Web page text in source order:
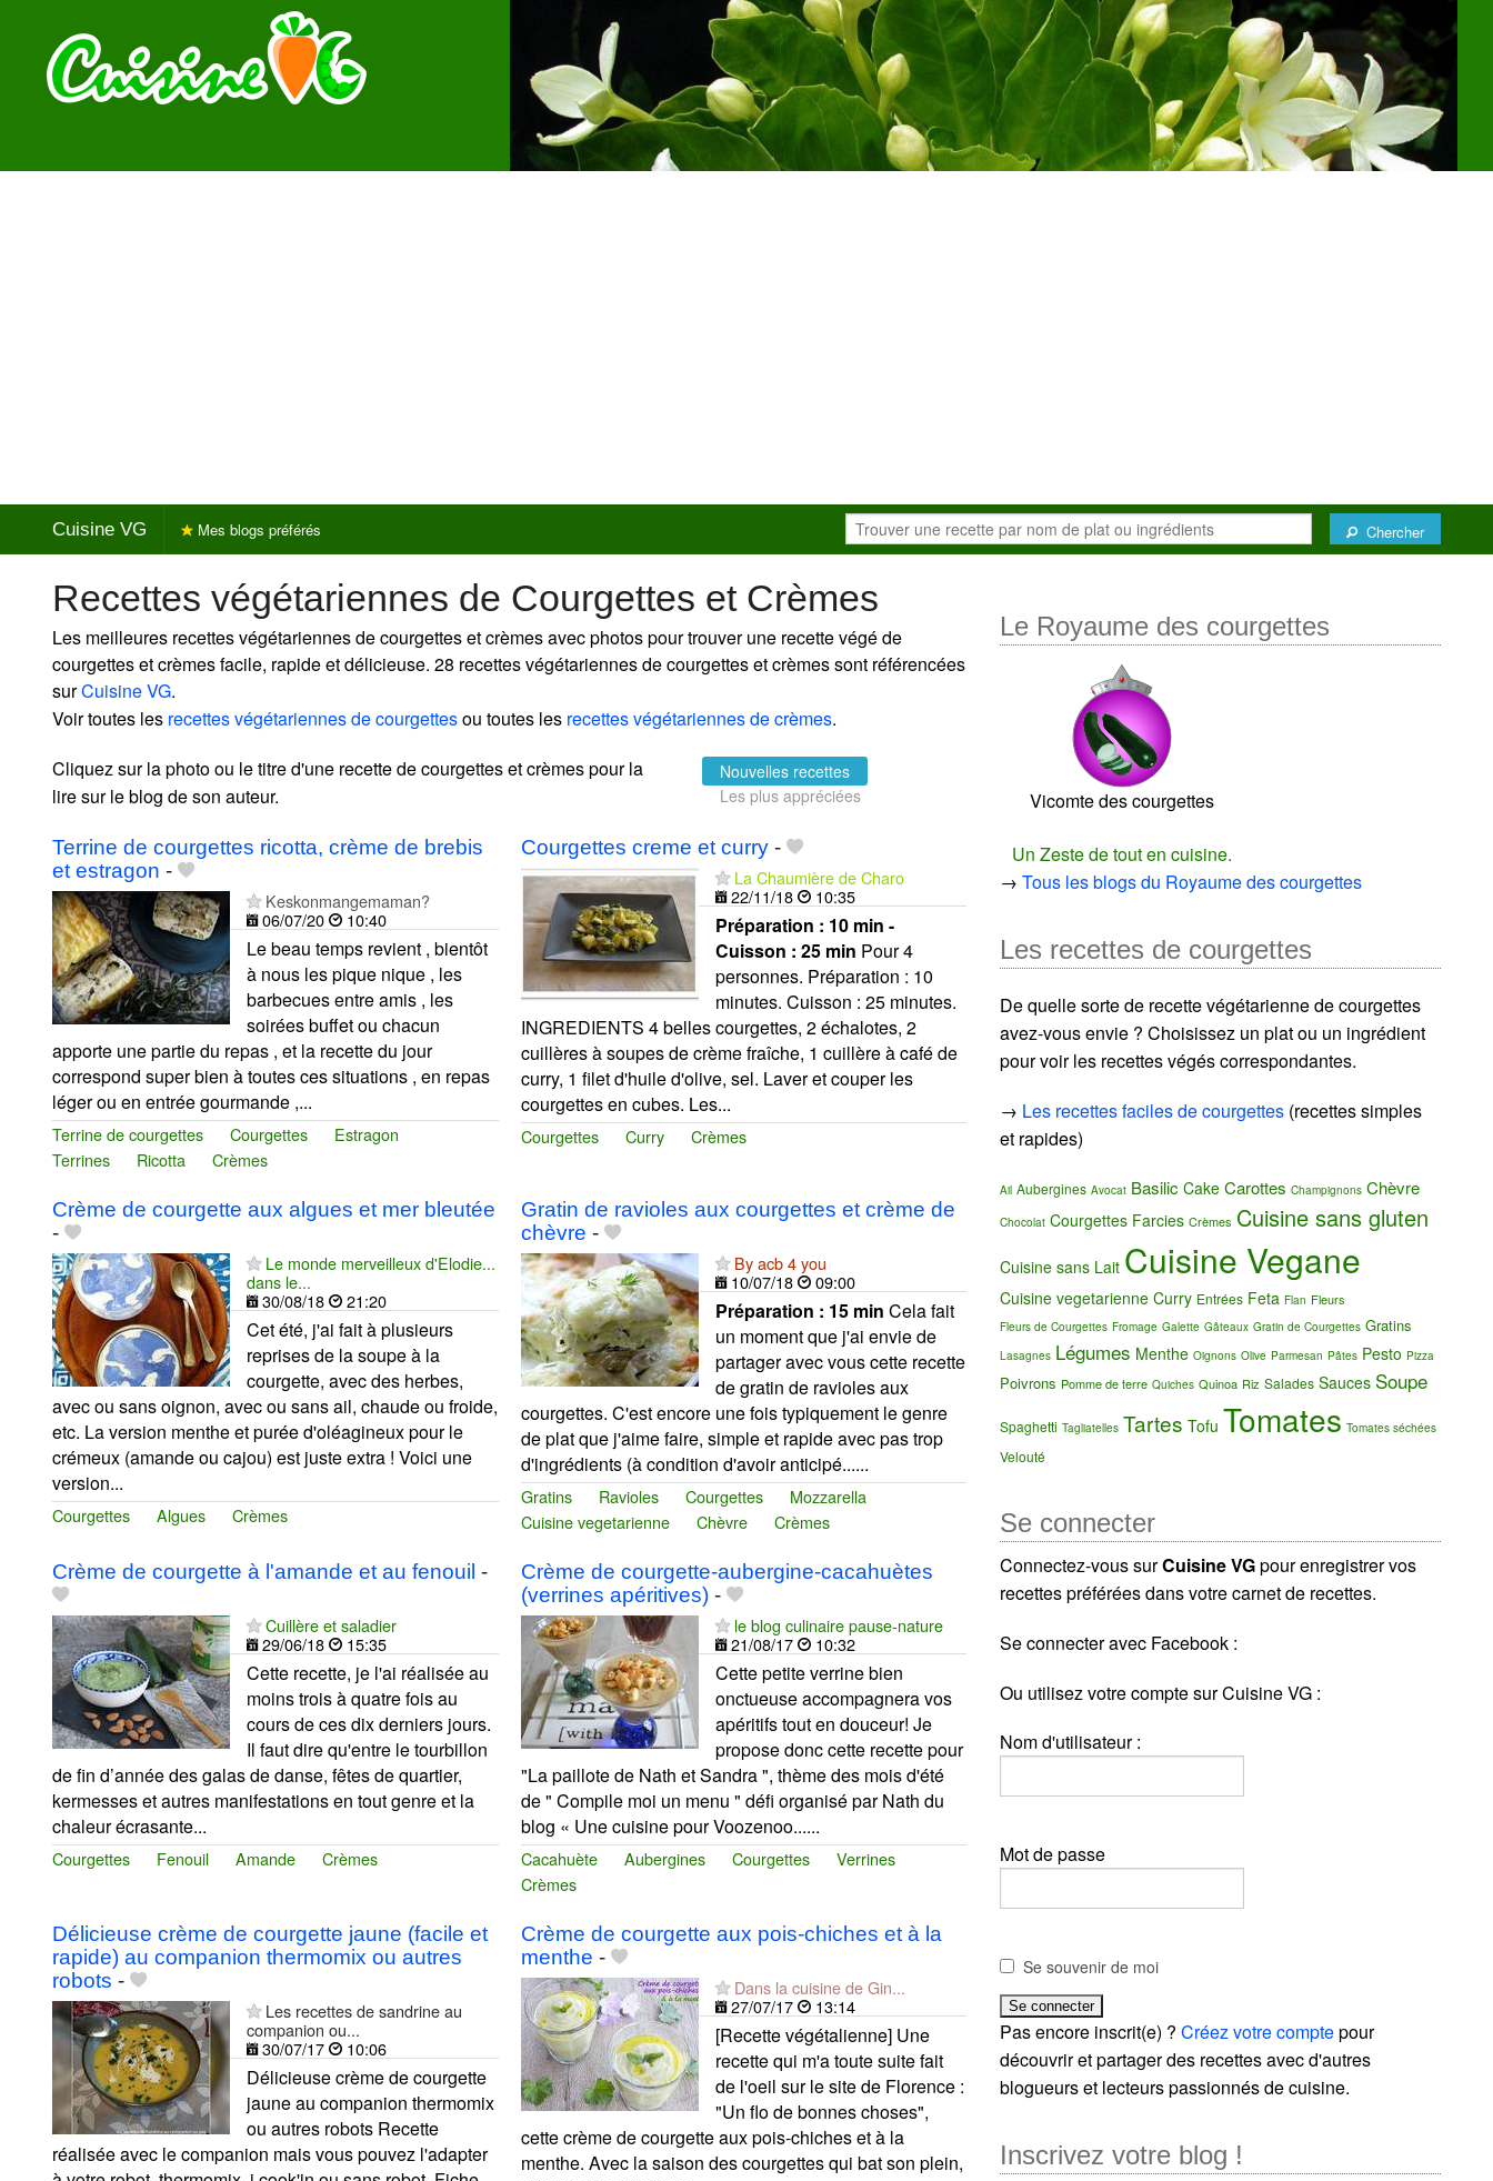
Cuisine VG Chercher
Mes blogs préférés
Recettes végétariennes de Courgettes et Crèmes
Les meilleures recettes végétariennes de courgettes et crèmes avec photos pour trouver une recette végé de
courgettes et crèmes facile, rapide et délicieuse. 28 recettes végétariennes de courgettes et crèmes sont référencées
surCuisine VG.
Voir toutes les recettes végétariennes de courgettesou toutes les recettes végétariennes de crèmes.
Cliquez sur la photo ou le titre d'une recette de courgettes et crèmes pour la
lire sur le blog de son auteur.
Nouvelles recettes
Les plus appréciées
Terrine de courgettes ricotta, crème de brebis
et estragon -
Keskonmangemaman?
06/07/20
10:40
Le beau temps revient , bientôt
à nous les pique nique , les
barbecues entre amis , les
soirées buffet ou chacun
apporte une partie du repas , et la recette du jour
correspond super bien à toutes ces situations , en repas
léger ou en entrée gourmande ,...
Terrine de courgettes Courgettes
Estragon
Terrines
Ricotta Crèmes
Courgettes creme et curry-
La Chaumière de Charo
22/11/18
10:35
Préparation : 10 min -
Cuisson : 25 min Pour 4
personnes. Préparation : 10
minutes. Cuisson : 25 minutes.
INGREDIENTS 4 belles courgettes, 2 échalotes, 2
cuillères à soupes de crème fraîche, 1 cuillère à café de
curry, 1 filet d'huile d'olive, sel. Laver et couper les
courgettes en cubes. Les...
Courgettes Curry Crèmes
Crème de courgette aux algues et mer bleutée
-
Le monde merveilleux d'Elodie...
dans le...
30/08/18
21:20
Cet été, j'ai fait à plusieurs
reprises de la soupe à la
courgette, avec des herbes,
avec ou sans oignon, avec ou sans ail, chaude ou froide,
etc. La version menthe et purée d'oléagineux pour le
crémeux (amande ou cajou) est juste extra ! Voici une
version...
Courgettes Algues Crèmes
Gratin de ravioles aux courgettes et crème de
chèvre -
By acb 4 you
10/07/18
09:00
Préparation : 15 min Cela fait
un moment que j'ai envie de
partager avec vous cette recette
de gratin de ravioles aux
courgettes. C'est encore une fois typiquement le genre
de plat que j'aime faire, simple et rapide avec pas trop
d'ingrédients (à condition d'avoir anticipé......
Gratins Ravioles Courgettes
Mozzarella
Cuisine vegetarienne
Chèvre Crèmes
Crème de courgette à l'amande et au fenouil -
Cuillère et saladier
29/06/18
15:35
Cette recette, je l'ai réalisée au
moins trois à quatre fois au
cours de ces dix derniers jours.
Il faut dire qu'entre le tourbillon
de fin d’année des galas de danse, fêtes de quartier,
kermesses et autres manifestations en tout genre et la
chaleur écrasante...
Courgettes Fenouil Amande Crèmes
Crème de courgette-aubergine-cacahuètes
(verrines apéritives)-
le blog culinaire pause-nature
21/08/17
10:32
Cette petite verrine bien
onctueuse accompagnera vos
apéritifs tout en douceur! Je
propose donc cette recette pour
"La paillote de Nath et Sandra ", thème des mois d'été
de " Compile moi un menu " défi organisé par Nath du
blog « Une cuisine pour Voozenoo......
Cacahuète Aubergines Courgettes
Verrines
Crèmes
Délicieuse crème de courgette jaune (facile et
rapide) au companion thermomix ou autres
robots -
Les recettes de sandrine au
companion ou...
30/07/17
10:06
Délicieuse crème de courgette
jaune au companion thermomix
ou autres robots Recette
réalisée avec le companion mais vous pouvez l'adapter
Crème de courgette aux pois-chiches et à la
menthe -
Dans la cuisine de Gin...
27/07/17
13:14
[Recette végétalienne] Une
recette qui m'a toute suite fait
de l'oeil sur le site de Florence :
"Un flo de bonnes choses",
cette crème de courgette aux pois-chiches et à la
menthe. Avec la saison des courgettes qui bat son plein,
Le Royaume des courgettes
Vicomte des courgettes
Un Zeste de tout en cuisine.
→Tous les blogs du Royaume des courgettes
Les recettes de courgettes
De quelle sorte de recette végétarienne de courgettes
avez-vous envie ? Choisissez un plat ou un ingrédient
pour voir les recettes végés correspondantes.
→ Les recettes faciles de courgettes (recettes simples
et rapides)
Ail Aubergines Avocat Basilic Cake Carottes Champignons Chèvre
Chocolat Courgettes Farcies Crèmes Cuisine sans gluten
Cuisine sans Lait Cuisine Vegane
Cuisine vegetarienne Curry Entrées Feta Flan Fleurs
Fleurs de Courgettes Fromage Galette Gâteaux Gratin de Courgettes Gratins
Lasagnes Légumes Menthe Oignons Olive Parmesan Pâtes Pesto Pizza
Poivrons Pomme de terre Quiches Quinoa Riz Salades Sauces Soupe
Spaghetti Tagliatelles Tartes Tofu Tomates Tomates séchées
Velouté
Se connecter
Connectez-vous surCuisine VGpour enregistrer vos
recettes préférées dans votre carnet de recettes.
Se connecter avec Facebook :
Ou utilisez votre compte sur Cuisine VG :
Nom d'utilisateur :
Mot de passe
Se souvenir de moi
Pas encore inscrit(e) ?Créez votre comptepour
découvrir et partager des recettes avec d'autres
blogueurs et lecteurs passionnés de cuisine.
Inscrivez votre blog !